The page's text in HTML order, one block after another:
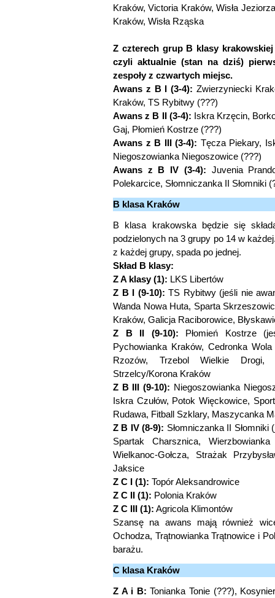
Kraków, Victoria Kraków, Wisła
Kraków, Wisła Rząska
Z czterech grup B klasy krakowskiej
czyli aktualnie (stan na dziś)
zespoły z czwartych miejsc.
Awans z B I (3-4): Zwierzyniecki
Kraków, TS Rybitwy (???)
Awans z B II (3-4): Iskra Krzęcin,
Gaj, Płomień Kostrze (???)
Awans z B III (3-4): Tęcza Piekary,
Niegoszowianka Niegoszowice (???)
Awans z B IV (3-4): Juvenia
Polekarcice, Słomniczanka II Słomniki
B klasa Kraków
B klasa krakowska będzie się
podzielonych na 3 grupy po 14 w
z każdej grupy, spada po jednej.
Skład B klasy:
Z A klasy (1): LKS Libertów
Z B I (9-10): TS Rybitwy (jeśli nie
Wanda Nowa Huta, Sparta
Kraków, Galicja Raciborowice,
Z B II (9-10): Płomień Kostrze
Pychowianka Kraków, Cedronka
Rzozów, Trzebol Wielkie Drogi,
Strzelcy/Korona Kraków
Z B III (9-10): Niegoszowianka
Iskra Czułów, Potok Więckowice,
Rudawa, Fitball Szklary, Maszycanka
Z B IV (8-9): Słomniczanka II
Spartak Charsznica,
Wielkanoc-Gołcza, Strażak
Jaksice
Z C I (1): Topór Aleksandrowice
Z C II (1): Polonia Kraków
Z C III (1): Agricola Klimontów
Szansę na awans mają również
Ochodza, Trątnowianka Trątnowice i
barażu.
C klasa Kraków
Z A i B: Tonianka Tonie (???),